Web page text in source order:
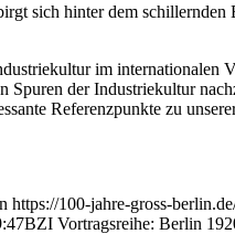
sich hinter dem
im internationalen
Spuren der Industriekultur
Referenzpunkte zu
https://100-jahre-gross-
BZI Vortragsreihe: Berlin